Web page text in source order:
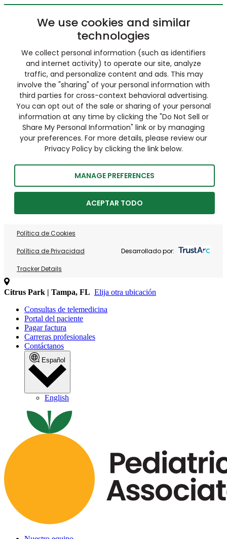
We use cookies and similar
technologies
We collect personal information (such as identifiers
and internet activity) to operate our site, analyze
traffic, and personalize content and ads. This may
involve the "sharing" of your personal information with
third parties for cross-context behavioral advertising.
You can opt out of the sale or sharing of your personal
information at any time by clicking the "Do Not Sell or
Share My Personal Information" link or by managing
your preferences. For more details, please review our
Privacy Policy by clicking the link below.
MANAGE PREFERENCES
ACEPTAR TODO
Política de Cookies
Política de Privacidad
Tracker Details
Desarrollado por:
Citrus Park | Tampa, FL Elija otra ubicación
Consultas de telemedicina
Portal del paciente
Pagar factura
Carreras profesionales
Contáctanos
Español
English